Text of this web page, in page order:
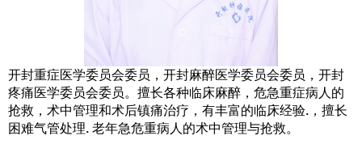
开封重症医学委员会委员，开封麻醉医学委员会委员，开封
疼痛医学委员会委员。擅长各种临床麻醉，危急重症病人的
抢救，术中管理和术后镇痛治疗，有丰富的临床经验. ，擅长
困难气管处理. 老年急危重病人的术中管理与抢救。